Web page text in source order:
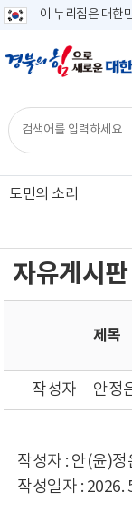
이 누리집은 대한
도민의 소리
자유게시판
제목
작성자 안정
작성자 : 안(윤)
작성일자 : 2026.